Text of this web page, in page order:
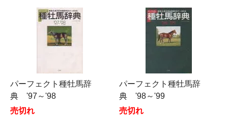
パーフェクト種牡馬辞
典 '97～'98
売切れ
パーフェクト種牡馬辞
典 '98～'99
売切れ